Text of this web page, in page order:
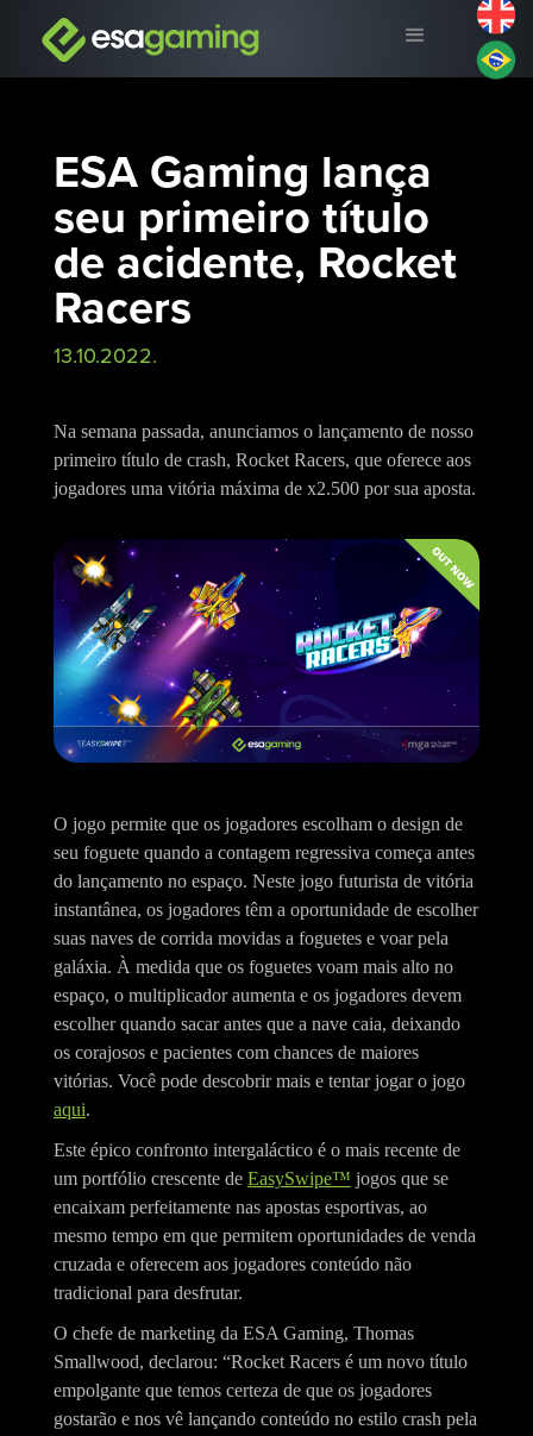
ESA Gaming lança
seu primeiro título
de acidente, Rocket
Racers
13.10.2022.
Na semana passada, anunciamos o lançamento de nosso
primeiro título de crash, Rocket Racers, que oferece aos
jogadores uma vitória máxima de x2.500 por sua aposta.
O jogo permite que os jogadores escolham o design de
seu foguete quando a contagem regressiva começa antes
do lançamento no espaço. Neste jogo futurista de vitória
instantânea, os jogadores têm a oportunidade de escolher
suas naves de corrida movidas a foguetes e voar pela
galáxia. À medida que os foguetes voam mais alto no
espaço, o multiplicador aumenta e os jogadores devem
escolher quando sacar antes que a nave caia, deixando
os corajosos e pacientes com chances de maiores
vitórias. Você pode descobrir mais e tentar jogar o jogo
aqui.
Este épico confronto intergaláctico é o mais recente de
um portfólio crescente de EasySwipe™ jogos que se
encaixam perfeitamente nas apostas esportivas, ao
mesmo tempo em que permitem oportunidades de venda
cruzada e oferecem aos jogadores conteúdo não
tradicional para desfrutar.
O chefe de marketing da ESA Gaming, Thomas
Smallwood, declarou: “Rocket Racers é um novo título
empolgante que temos certeza de que os jogadores
gostarão e nos vê lançando conteúdo no estilo crash pela